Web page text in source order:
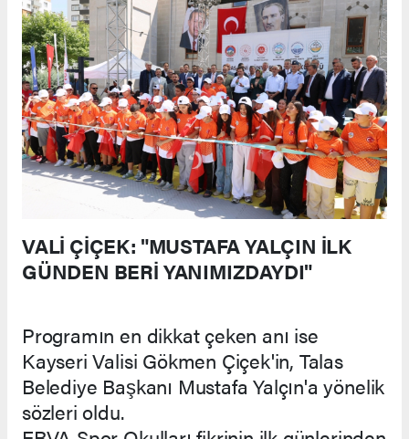
VALİ ÇİÇEK: "MUSTAFA YALÇIN İLK
GÜNDEN BERİ YANIMIZDAYDI"
Programın en dikkat çeken anı ise
Kayseri Valisi Gökmen Çiçek'in, Talas
Belediye Başkanı Mustafa Yalçın'a yönelik
sözleri oldu.